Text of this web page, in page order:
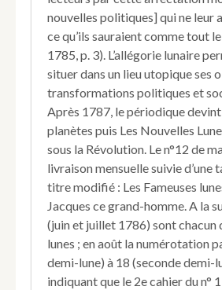
nouvelles politiques] qui ne leur
ce qu’ils sauraient comme tout
1785, p. 3). L’allégorie lunaire
situer dans un lieu utopique ses
transformations politiques et
Après 1787, le périodique
planètes puis Les Nouvelles
sous la Révolution. Le n°12 de
livraison mensuelle suivie d’une
titre modifié : Les Fameuses
Jacques ce grand-homme. A la
(juin et juillet 1786) sont chacun
lunes ; en août la numérotation
demi-lune) à 18 (seconde demi-
indiquant que le 2e cahier du n°